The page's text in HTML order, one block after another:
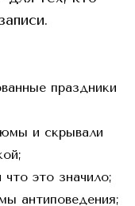
праздники
и скрывали
это значило;
антиповедения;